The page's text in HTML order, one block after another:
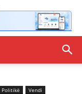
Politikë Vendi